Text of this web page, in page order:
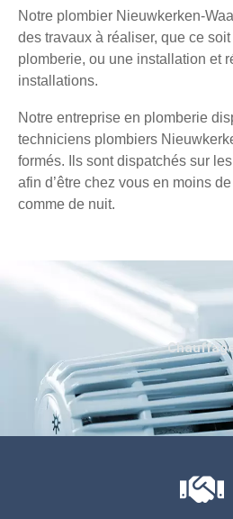
Notre plombier Nieuwkerken-
des travaux à réaliser, que ce
plomberie, ou une installation et
installations.
Notre entreprise en plomberie
techniciens plombiers
formés. Ils sont dispatchés sur
afin d’être chez vous en moins
comme de nuit.
Chauffage